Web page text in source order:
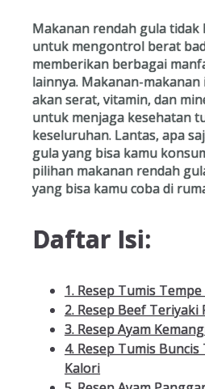
Makanan rendah gula
untuk mengontrol berat
memberikan berbagai
lainnya. Makanan-
akan serat, vitamin, dan
untuk menjaga kesehatan
keseluruhan. Lantas, apa
gula yang bisa kamu
pilihan makanan rendah
yang bisa kamu coba di
Daftar Isi:
1. Resep Tumis
2. Resep Beef Teriyaki
3. Resep Ayam
4. Resep Tumis
Kalori